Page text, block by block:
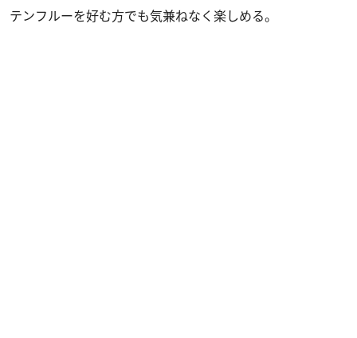
テンフルーを好む方でも気兼ねなく楽しめる。